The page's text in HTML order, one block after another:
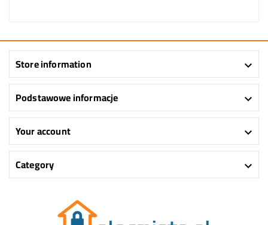
Store information 
Podstawowe informacje 
Your account 
Category 